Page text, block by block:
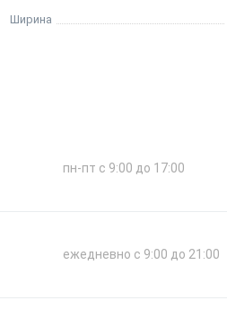
Ширина
пн-пт с 9:00 до 17:00
ежедневно с 9:00 до 21:00